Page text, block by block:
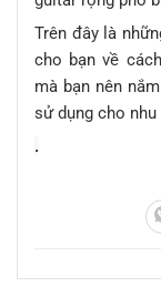
Trên đây là
cho bạn về
mà bạn nên
sử dụng cho
.